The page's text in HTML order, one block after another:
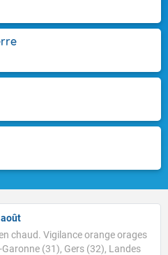
chaud. Vigilance orange orages
(31), Gers (32), Landes